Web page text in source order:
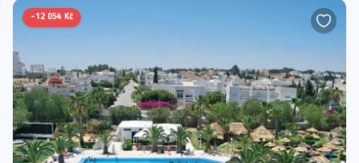
-12 054 Kč